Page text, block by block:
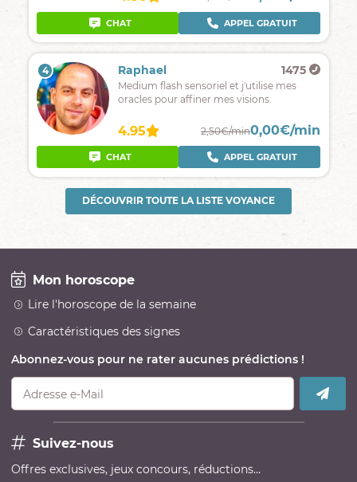
CHAT APPEL GRATUIT
4 Raphael 1475
Medium flash sensoriel et j'utilise mes
oracles pour affiner mes visions.
4.95 2,50€/min0,00€/min
CHAT APPEL GRATUIT
DÉCOUVRIR TOUTE LA LISTE VOYANCE
Mon horoscope
Lire l'horoscope de la semaine
Caractéristiques des signes
Abonnez-vous pour ne rater aucunes prédictions !
Adresse e-Mail
Suivez-nous
Offres exclusives, jeux concours, réductions…